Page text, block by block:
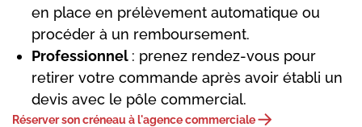
en place en prélèvement automatique ou
procéder à un remboursement.
Professionnel : prenez rendez-vous pour
retirer votre commande après avoir établi un
devis avec le pôle commercial.
Réserver son créneau à l'agence commerciale